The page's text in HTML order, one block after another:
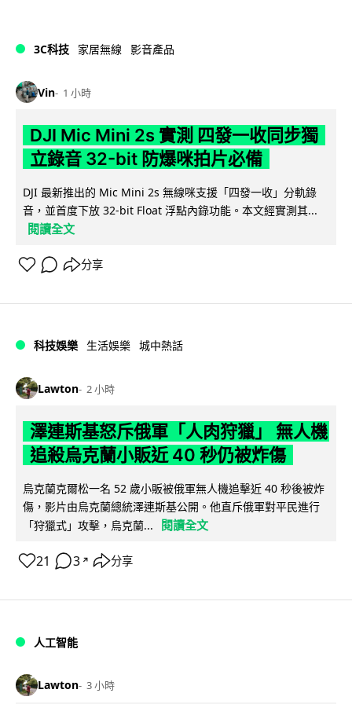
3C科技 家居無線 影音產品
Vin 1 小時
DJI Mic Mini 2s 實測 四發一收同步獨
立錄音 32-bit 防爆咪拍片必備
DJI 最新推出的 Mic Mini 2s 無線咪支援「四發一收」分軌錄
音，並首度下放 32-bit Float 浮點內錄功能。本文經實測其...
閱讀全文
分享
科技娛樂 生活娛樂 城中熱話
Lawton 2 小時
澤連斯基怒斥俄軍「人肉狩獵」 無人機
追殺烏克蘭小販近 40 秒仍被炸傷
烏克蘭克爾松一名 52 歲小販被俄軍無人機追擊近 40 秒後被炸
傷，影片由烏克蘭總統澤連斯基公開。他直斥俄軍對平民進行
「狩獵式」攻擊，烏克蘭...
閱讀全文
21 3 ↗ 分享
人工智能
Lawton 3 小時